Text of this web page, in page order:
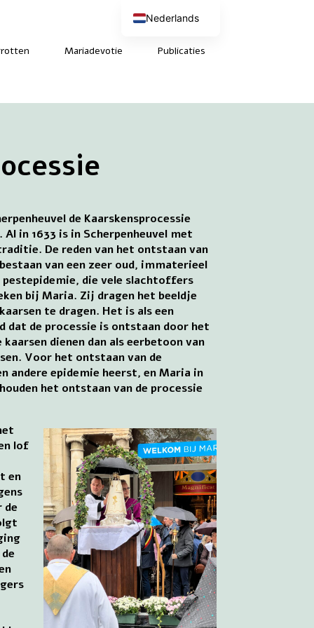
Mariadevotie Publicaties
de Kaarskensprocessie
in 1633 is in Scherpenheuvel met
De reden van het ontstaan van
van een zeer oud, immaterieel
die vele slachtoffers
bij Maria. Zij dragen het beeldje
te dragen. Het is als een
dat de processie is ontstaan door het
dienen dan als eerbetoon van
Voor het ontstaan van de
andere epidemie heerst, en Maria in
het ontstaan van de processie
lof
en
de
Nederlands
Deutsch